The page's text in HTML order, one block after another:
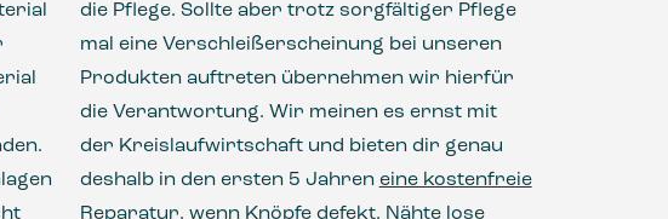
die Pflege. Sollte aber trotz sorgfältiger Pflege
mal eine Verschleißerscheinung bei unseren
Produkten auftreten übernehmen wir hierfür
die Verantwortung. Wir meinen es ernst mit
der Kreislaufwirtschaft und bieten dir genau
deshalb in den ersten 5 Jahren eine kostenfreie
Reparatur, wenn Knöpfe defekt, Nähte lose